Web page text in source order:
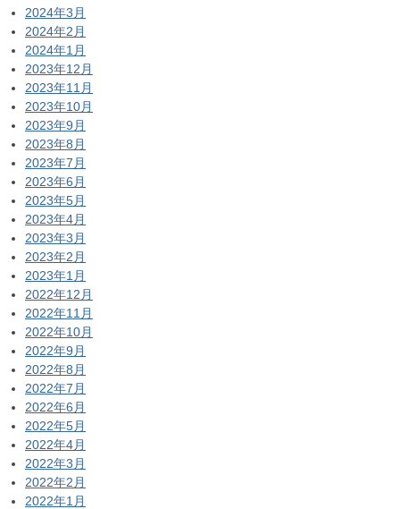
2024年3月
2024年2月
2024年1月
2023年12月
2023年11月
2023年10月
2023年9月
2023年8月
2023年7月
2023年6月
2023年5月
2023年4月
2023年3月
2023年2月
2023年1月
2022年12月
2022年11月
2022年10月
2022年9月
2022年8月
2022年7月
2022年6月
2022年5月
2022年4月
2022年3月
2022年2月
2022年1月